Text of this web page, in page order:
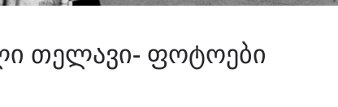
თელავი- ფოტოები